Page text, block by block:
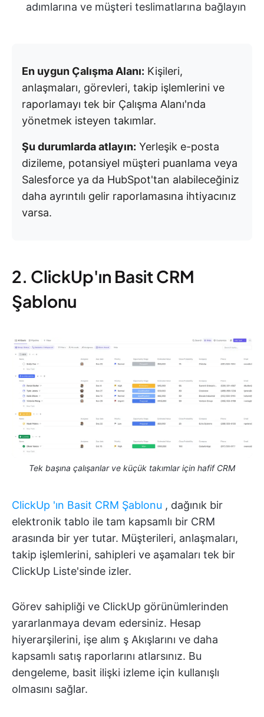
adımlarına ve müşteri teslimatlarına bağlayın
En uygun Çalışma Alanı: Kişileri,
anlaşmaları, görevleri, takip işlemlerini ve
raporlamayı tek bir Çalışma Alanı'nda
yönetmek isteyen takımlar.
Şu durumlarda atlayın: Yerleşik e-posta
dizileme, potansiyel müşteri puanlama veya
Salesforce ya da HubSpot'tan alabileceğiniz
daha ayrıntılı gelir raporlamasına ihtiyacınız
varsa.
2. ClickUp'ın Basit CRM
Şablonu
Tek başına çalışanlar ve küçük takımlar için hafif CRM
ClickUp 'ın Basit CRM Şablonu , dağınık bir
elektronik tablo ile tam kapsamlı bir CRM
arasında bir yer tutar. Müşterileri, anlaşmaları,
takip işlemlerini, sahipleri ve aşamaları tek bir
ClickUp Liste'sinde izler.
Görev sahipliği ve ClickUp görünümlerinden
yararlanmaya devam edersiniz. Hesap
hiyerarşilerini, işe alım ş Akışlarını ve daha
kapsamlı satış raporlarını atlarsınız. Bu
dengeleme, basit ilişki izleme için kullanışlı
olmasını sağlar.